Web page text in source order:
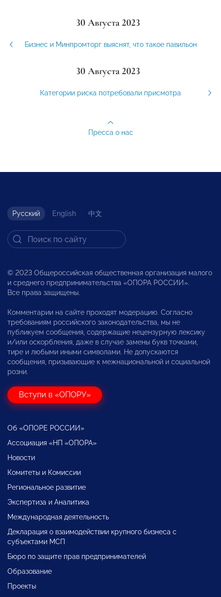
30 Августа 2023
Бизнес и Минпромторг выяснят, что такое павильон
30 Августа 2023
Категории риска потребовали присмотра
Пресса о нас
Русский English 中文
© 2023 Общероссийская общественная организация малого
и среднего предпринимательства «ОПОРА РОССИИ».
Все права защищены.
Комментарии на сайте проходят модерацию. Согласно
требованиям российского законодательства, мы не
публикуем сообщения, содержащие нецензурную лексику
и/или оскорбления, даже в случае замены букв точками,
тире и любыми иными символами. Не допускаются
сообщения, призывающие к межнациональной и социальной
розни.
Вступи в «ОПОРУ»
Об «ОПОРЕ РОССИИ»
Ассоциация «НП «ОПОРА»
Новости
Комитеты и Комиссии
Региональное развитие
Экспертиза и Аналитика
Международная деятельность
Декларация о взаимодействии крупного бизнеса с
субъектами МСП
Бюро по защите прав предпринимателей
Образование
Проекты